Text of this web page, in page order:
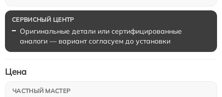
Оригинальные детали или сертифицированные
аналоги — вариант согласуем до установки
Цена